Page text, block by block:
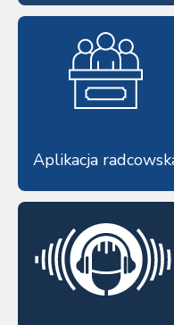
Aplikacja